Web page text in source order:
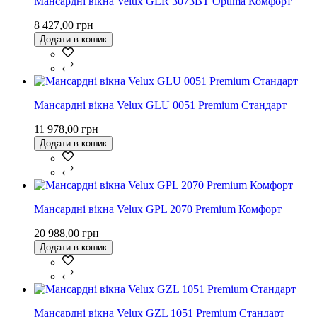
8 427,00 грн
Додати в кошик
Мансардні вікна Velux GLU 0051 Premium Стандарт
11 978,00 грн
Додати в кошик
Мансардні вікна Velux GPL 2070 Premium Комфорт
20 988,00 грн
Додати в кошик
Мансардні вікна Velux GZL 1051 Premium Стандарт